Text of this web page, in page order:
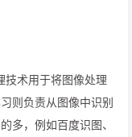
技术用于将图像处理
则负责从图像中识别
多，例如百度识图、